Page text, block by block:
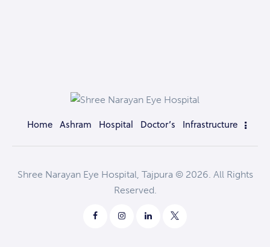
Home Ashram Hospital Doctor’s Infrastructure
Shree Narayan Eye Hospital, Tajpura © 2026. All Rights
Reserved.